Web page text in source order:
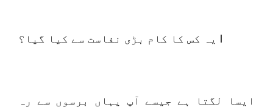
ایسا لگتا ہے جیسے آپ یہاں برسوں سے رہ